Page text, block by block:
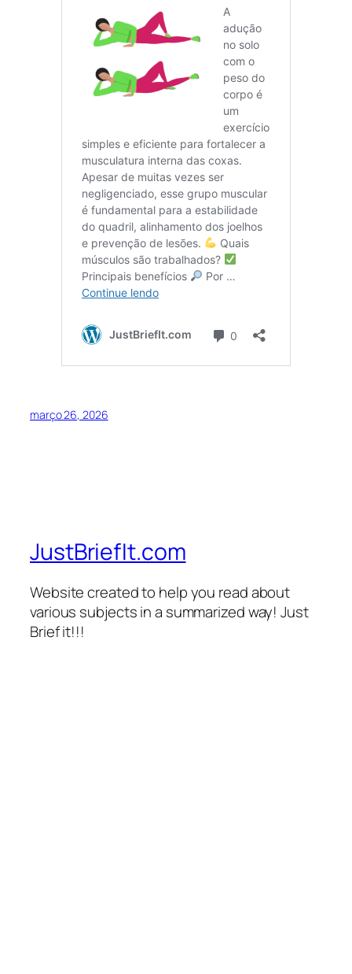
março 26, 2026
JustBriefIt.com
Website created to help you read about
various subjects in a summarized way! Just
Brief it!!!